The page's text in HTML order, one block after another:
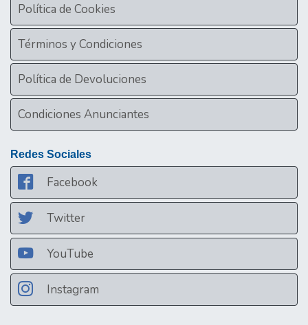
Política de Cookies
Términos y Condiciones
Política de Devoluciones
Condiciones Anunciantes
Redes Sociales
Facebook
Twitter
YouTube
Instagram